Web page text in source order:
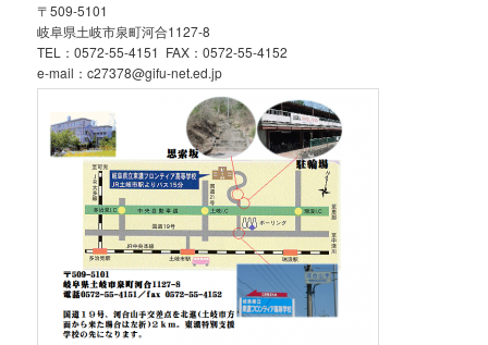
〒509-5101
岐阜県土岐市泉町河合1127-8
TEL：0572-55-4151 FAX：0572-55-4152
e-mail：c27378@gifu-net.ed.jp